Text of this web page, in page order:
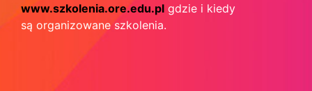
www.szkolenia.ore.edu.pl gdzie i kiedy
są organizowane szkolenia.